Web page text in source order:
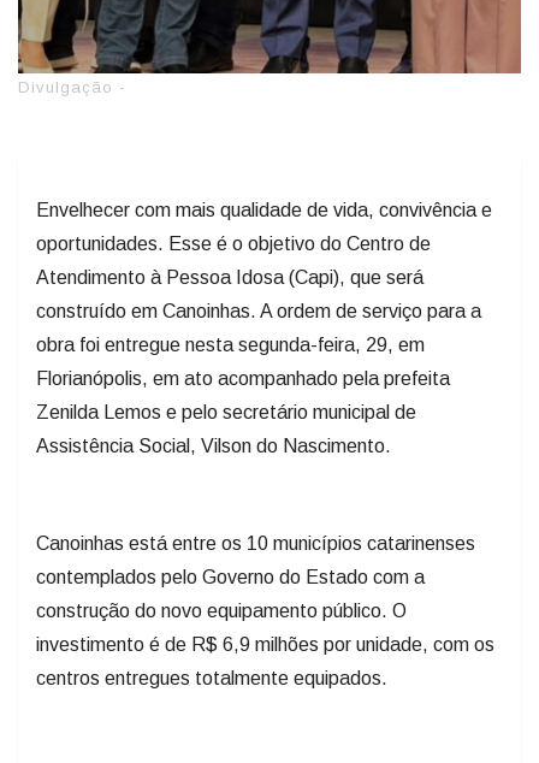
Divulgação -
Envelhecer com mais qualidade de vida, convivência e
oportunidades. Esse é o objetivo do Centro de
Atendimento à Pessoa Idosa (Capi), que será
construído em Canoinhas. A ordem de serviço para a
obra foi entregue nesta segunda-feira, 29, em
Florianópolis, em ato acompanhado pela prefeita
Zenilda Lemos e pelo secretário municipal de
Assistência Social, Vilson do Nascimento.
Canoinhas está entre os 10 municípios catarinenses
contemplados pelo Governo do Estado com a
construção do novo equipamento público. O
investimento é de R$ 6,9 milhões por unidade, com os
centros entregues totalmente equipados.